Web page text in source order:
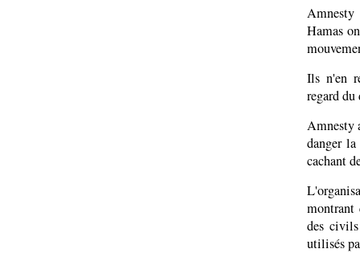
Amnesty
Hamas
Ils n'en
regard
Amnesty
danger
cachant
montrant
des
utilisés